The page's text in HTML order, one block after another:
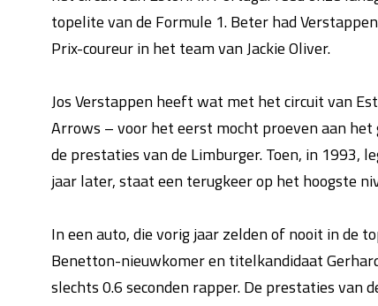
topelite van de Formule 1. Beter had
Prix-coureur in het team van Jackie Oliver.
Jos Verstappen heeft wat met het circuit van
Arrows – voor het eerst mocht proeven aan
de prestaties van de Limburger. Toen, in 1993,
jaar later, staat een terugkeer op het hoogste
In een auto, die vorig jaar zelden of nooit in de
Benetton-nieuwkomer en titelkandidaat
slechts 0.6 seconden rapper. De prestaties van